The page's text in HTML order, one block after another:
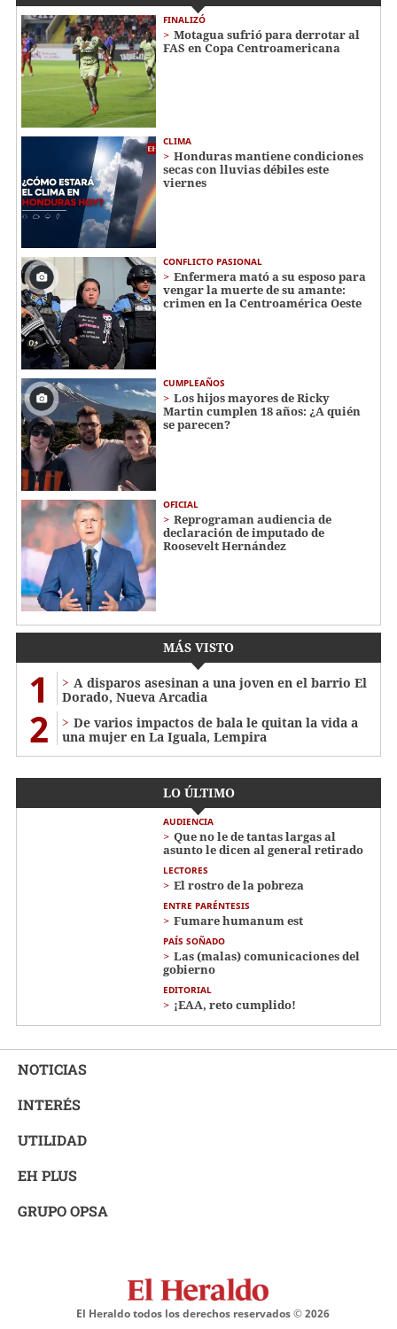
FINALIZÓ
Motagua sufrió para derrotar al
FAS en Copa Centroamericana
CLIMA
Honduras mantiene condiciones
secas con lluvias débiles este
viernes
CONFLICTO PASIONAL
Enfermera mató a su esposo para
vengar la muerte de su amante:
crimen en la Centroamérica Oeste
CUMPLEAÑOS
Los hijos mayores de Ricky
Martin cumplen 18 años: ¿A quién
se parecen?
OFICIAL
Reprograman audiencia de
declaración de imputado de
Roosevelt Hernández
MÁS VISTO
1
A disparos asesinan a una joven en el barrio El
Dorado, Nueva Arcadia
2
De varios impactos de bala le quitan la vida a
una mujer en La Iguala, Lempira
LO ÚLTIMO
AUDIENCIA
Que no le de tantas largas al
asunto le dicen al general retirado
LECTORES
El rostro de la pobreza
ENTRE PARÉNTESIS
Fumare humanum est
PAÍS SOÑADO
Las (malas) comunicaciones del
gobierno
EDITORIAL
¡EAA, reto cumplido!
NOTICIAS
INTERÉS
UTILIDAD
EH PLUS
GRUPO OPSA
El Heraldo todos los derechos reservados ©2026